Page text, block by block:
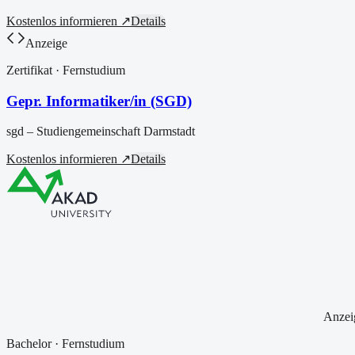
Kostenlos informieren ↗Details
Anzeige
Zertifikat · Fernstudium
Gepr. Informatiker/in (SGD)
sgd – Studiengemeinschaft Darmstadt
Kostenlos informieren ↗Details
Bachelor· Fernstudium